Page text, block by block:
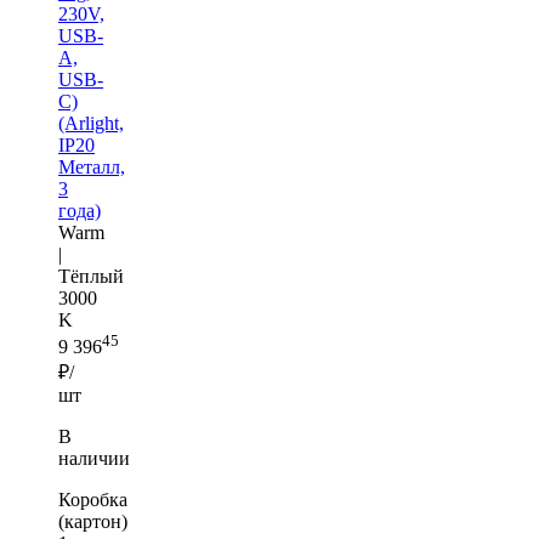
230V,
USB-
A,
USB-
C)
(Arlight,
IP20
Металл,
3
года)
Warm
|
Тёплый
3000
K
9 39645
₽/
шт
В
наличии
Коробка
(картон)